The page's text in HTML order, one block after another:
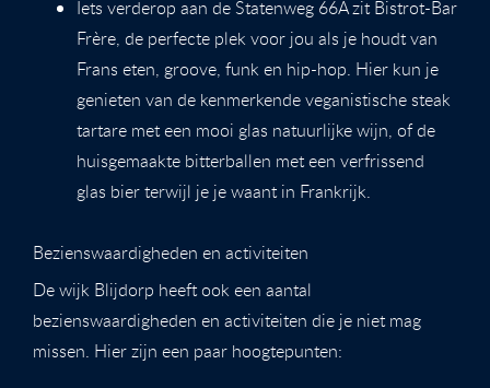
Iets verderop aan de Statenweg 66A zit Bistrot-Bar
Frère, de perfecte plek voor jou als je houdt van
Frans eten, groove, funk en hip-hop. Hier kun je
genieten van de kenmerkende veganistische steak
tartare met een mooi glas natuurlijke wijn, of de
huisgemaakte bitterballen met een verfrissend
glas bier terwijl je je waant in Frankrijk.
Bezienswaardigheden en activiteiten
De wijk Blijdorp heeft ook een aantal
bezienswaardigheden en activiteiten die je niet mag
missen. Hier zijn een paar hoogtepunten: